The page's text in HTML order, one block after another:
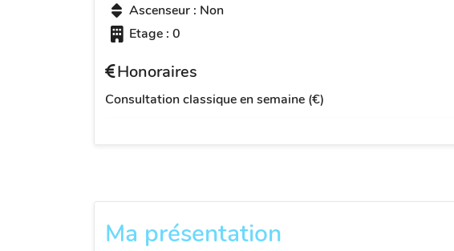
Ascenseur : Non
Etage : 0
Honoraires
Consultation classique en semaine (€)
Ma présentation